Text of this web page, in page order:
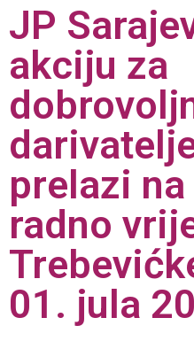
JP
akciju za
prelazi
radno
01. jula